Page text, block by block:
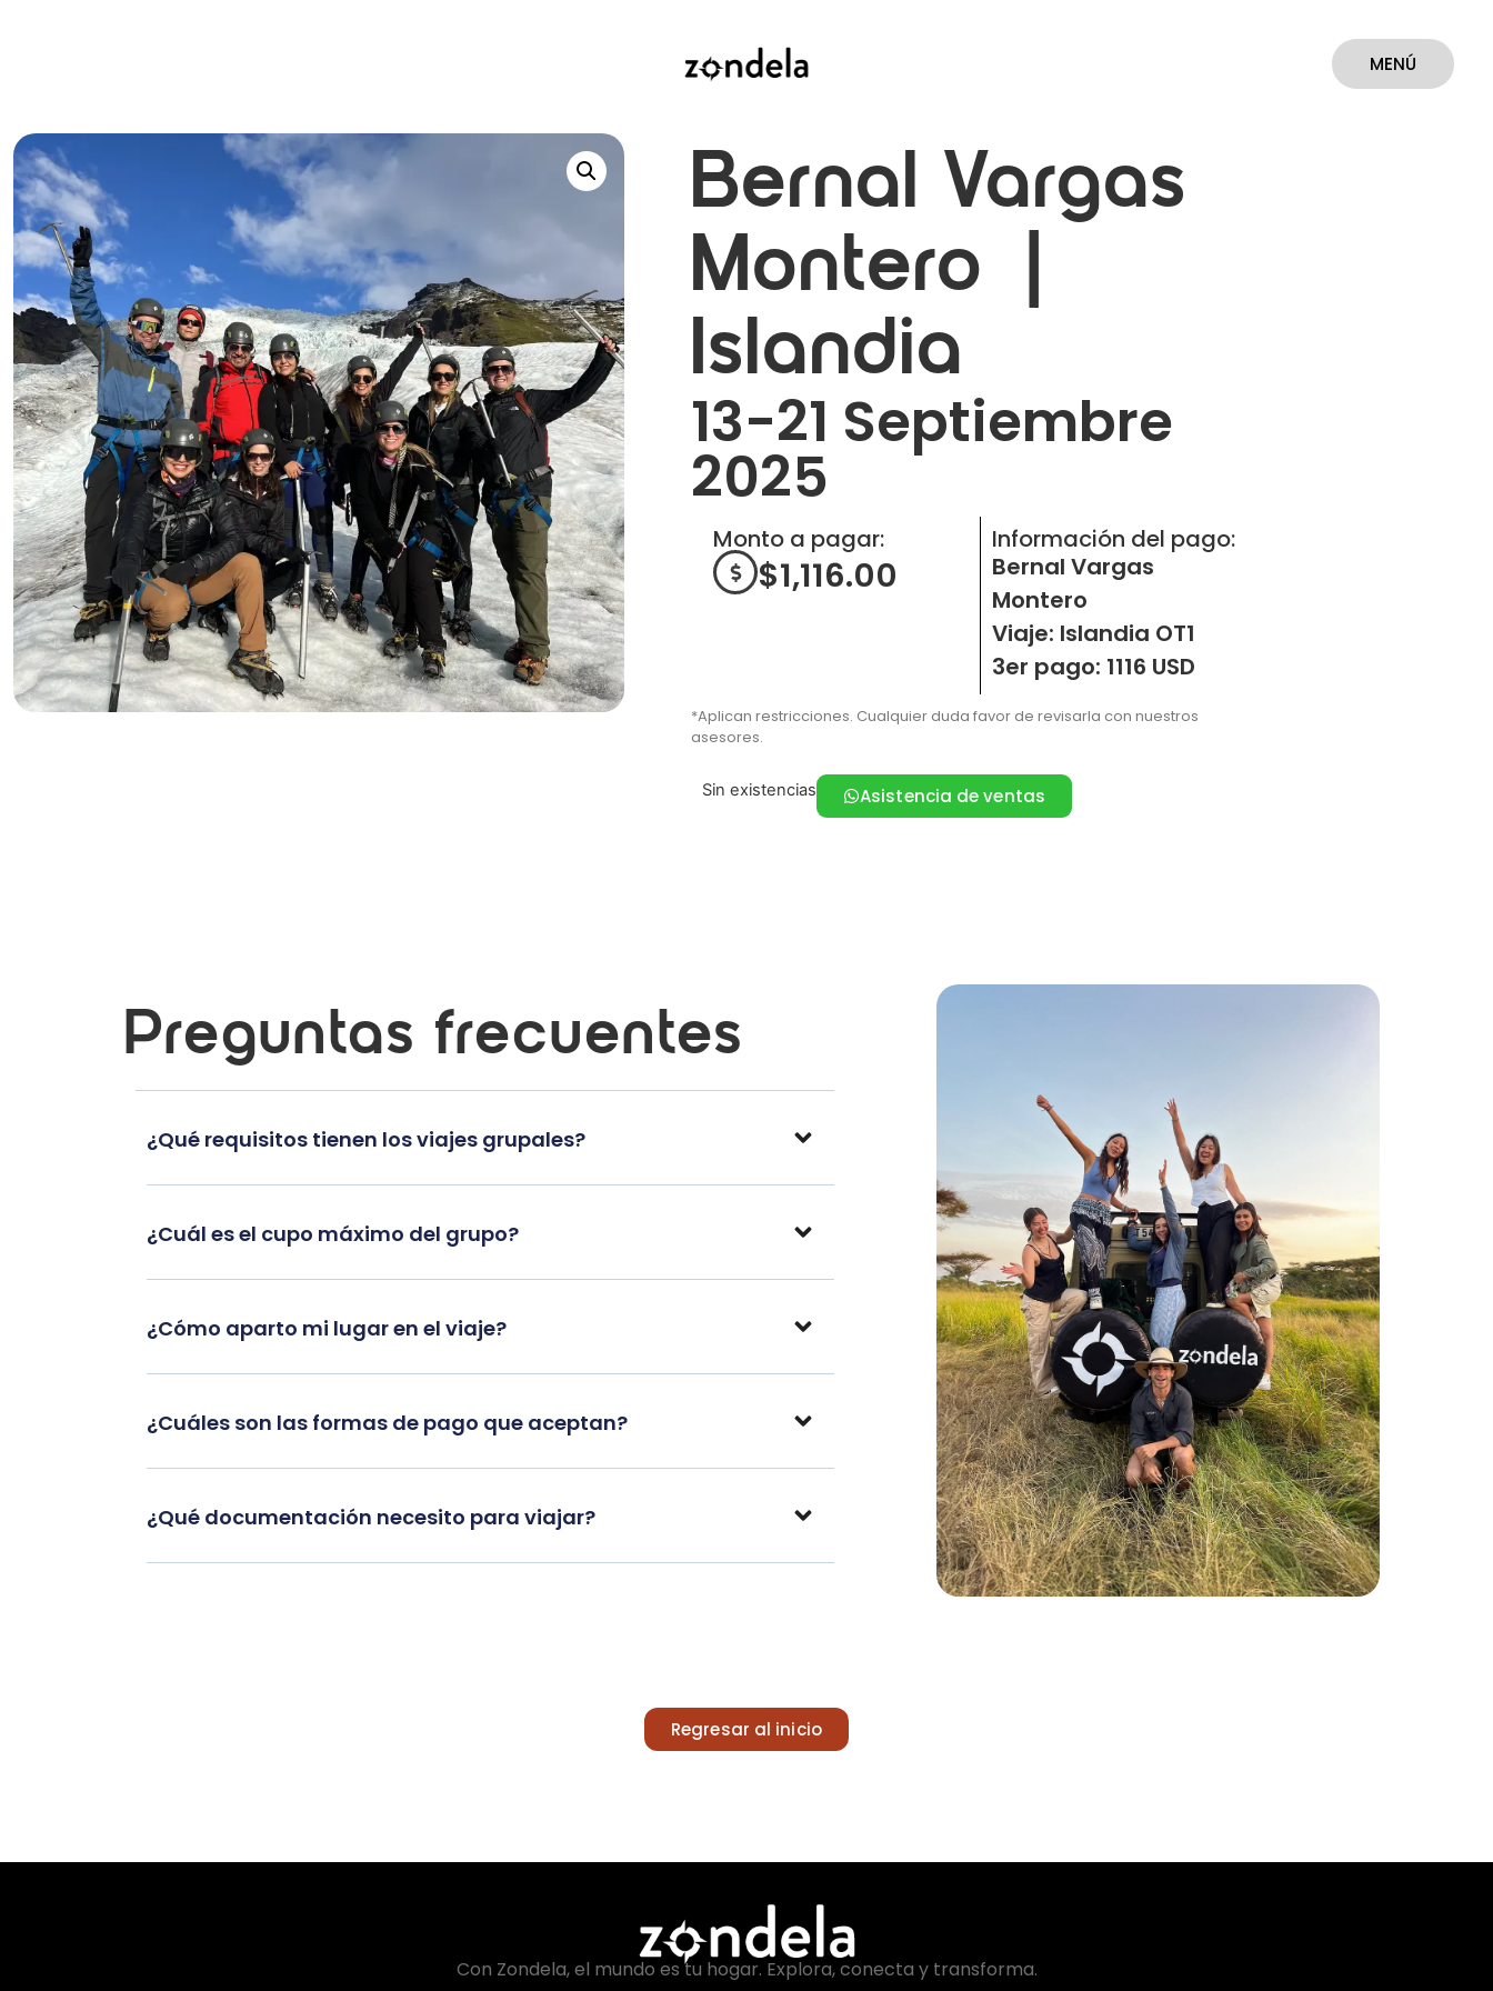
MENÚ
Bernal Vargas
Montero |
Islandia
13-21 Septiembre
2025
Monto a pagar:
$1,116.00
Información del pago:
Bernal Vargas
Montero
Viaje: Islandia OT1
3er pago: 1116 USD
*Aplican restricciones. Cualquier duda favor de revisarla con nuestros
asesores.
Sin existencias Asistencia de ventas
Preguntas frecuentes
¿Qué requisitos tienen los viajes grupales?
¿Cuál es el cupo máximo del grupo?
¿Cómo aparto mi lugar en el viaje?
¿Cuáles son las formas de pago que aceptan?
¿Qué documentación necesito para viajar?
Regresar al inicio
Con Zondela, el mundo es tu hogar. Explora, conecta y transforma.